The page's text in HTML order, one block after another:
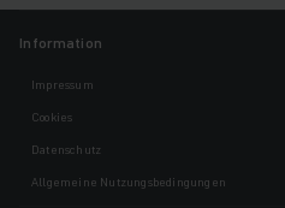
Information
Impressum
Cookies
Datenschutz
Allgemeine Nutzungsbedingungen